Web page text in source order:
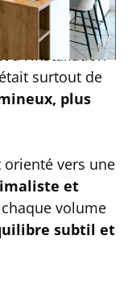
Au-delà de
thermiques
à l’installation
surtout de
plus
orienté vers une
et
volume
subtil et